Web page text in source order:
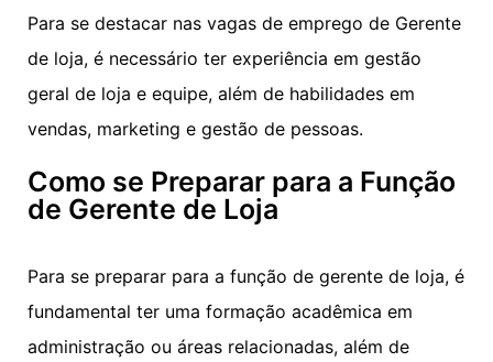
Para se destacar nas vagas de emprego de Gerente
de loja, é necessário ter experiência em gestão
geral de loja e equipe, além de habilidades em
vendas, marketing e gestão de pessoas.
Como se Preparar para a Função
de Gerente de Loja
Para se preparar para a função de gerente de loja, é
fundamental ter uma formação acadêmica em
administração ou áreas relacionadas, além de